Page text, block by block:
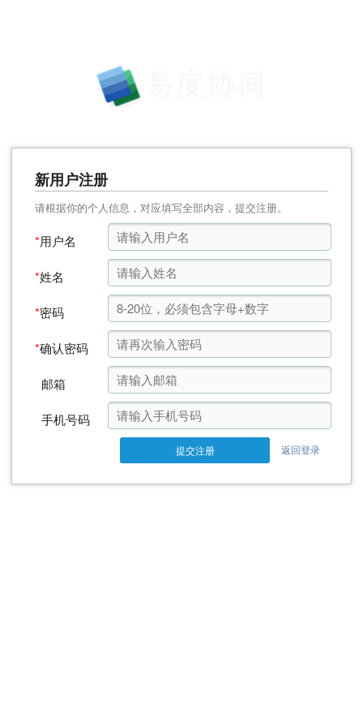
新用户注册
请根据你的个人信息，对应填写全部内容，提交注册。
*用户名
*姓名
*密码
*确认密码
邮箱
手机号码
提交注册 返回登录